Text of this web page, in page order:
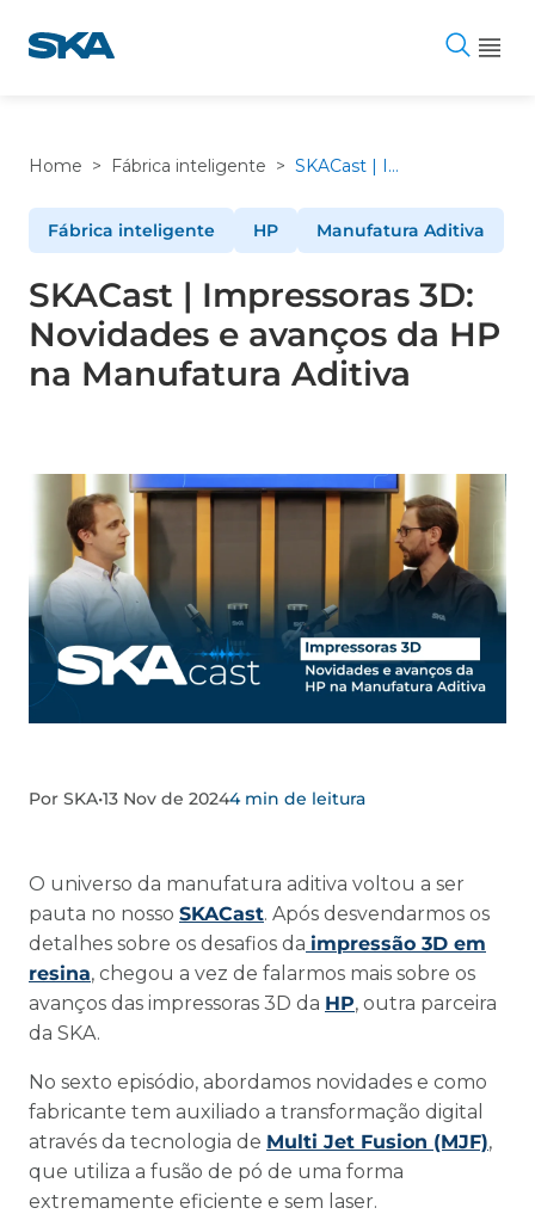
para
Home > Fábrica inteligente > SKACast | Impressoras 3D: Novidades e avanços da HP na Manufatura Aditiva
Fábrica inteligente HP Manufatura Aditiva
SKACast | Impressoras 3D:
Novidades e avanços da HP
na Manufatura Aditiva
Por SKA•13 Nov de 20244 min de leitura
O universo da manufatura aditiva voltou a ser
pauta no nosso SKACast. Após desvendarmos os
detalhes sobre os desafios da impressão 3D em
resina, chegou a vez de falarmos mais sobre os
avanços das impressoras 3D da HP, outra parceira
da SKA.
No sexto episódio, abordamos novidades e como
fabricante tem auxiliado a transformação digital
através da tecnologia de Multi Jet Fusion (MJF),
que utiliza a fusão de pó de uma forma
extremamente eficiente e sem laser.